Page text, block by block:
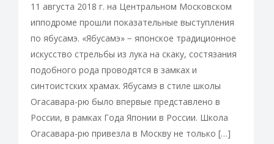
11 августа 2018 г. на Центральном Московском
ипподроме прошли показательные выступления
по ябусамэ. «Ябусамэ» − японское традиционное
искусство стрельбы из лука на скаку, состязания
подобного рода проводятся в замках и
синтоистских храмах. Ябусамэ в стиле школы
Огасавара-рю было впервые представлено в
России, в рамках Года Японии в России. Школа
Огасавара-рю привезла в Москву не только […]